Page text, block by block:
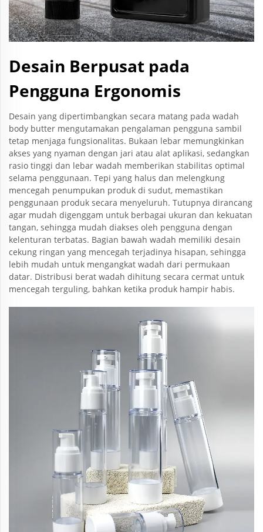
Desain Berpusat pada
Pengguna Ergonomis
Desain yang dipertimbangkan secara matang pada wadah
body butter mengutamakan pengalaman pengguna sambil
tetap menjaga fungsionalitas. Bukaan lebar memungkinkan
akses yang nyaman dengan jari atau alat aplikasi, sedangkan
rasio tinggi dan lebar wadah memberikan stabilitas optimal
selama penggunaan. Tepi yang halus dan melengkung
mencegah penumpukan produk di sudut, memastikan
penggunaan produk secara menyeluruh. Tutupnya dirancang
agar mudah digenggam untuk berbagai ukuran dan kekuatan
tangan, sehingga mudah diakses oleh pengguna dengan
kelenturan terbatas. Bagian bawah wadah memiliki desain
cekung ringan yang mencegah terjadinya hisapan, sehingga
lebih mudah untuk mengangkat wadah dari permukaan
datar. Distribusi berat wadah dihitung secara cermat untuk
mencegah terguling, bahkan ketika produk hampir habis.